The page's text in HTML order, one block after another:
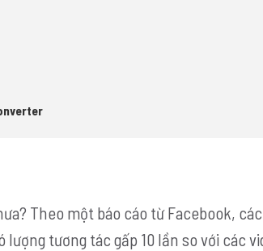
Theo một báo cáo từ Facebook,
tương tác gấp 10 lần so với các